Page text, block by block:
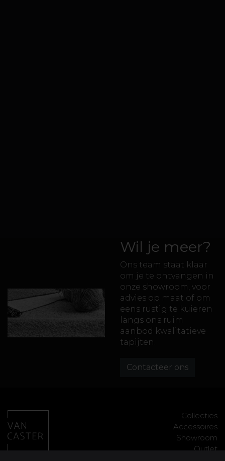
Wil je meer?
Ons team staat klaar
om je te ontvangen in
onze showroom, voor
advies op maat of om
eens rustig te kuieren
langs ons ruim
aanbod kwalitatieve
tapijten.
Contacteer ons
Collecties
Accessoires
Showroom
Outlet